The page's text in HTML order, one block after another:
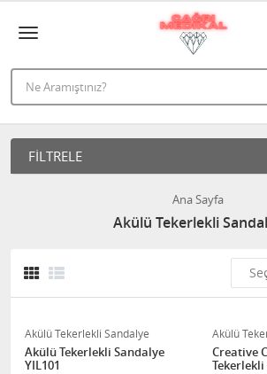
FILTRELE
Ana Sayfa
Akülü Tekerlekli
Akülü Tekerlekli Sandalye
Akülü Tekerlekli Sandalye
YIL101
Akülü
Creative